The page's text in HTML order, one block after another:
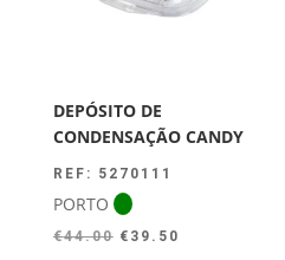
DEPÓSITO DE
CONDENSAÇÃO CANDY
REF: 5270111
PORTO
€44.00 O
€ 39.50